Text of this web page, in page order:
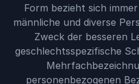
Form bezieht sich
männliche und diverse
Zweck der besseren
geschlechtsspezifische
personenbezogenen